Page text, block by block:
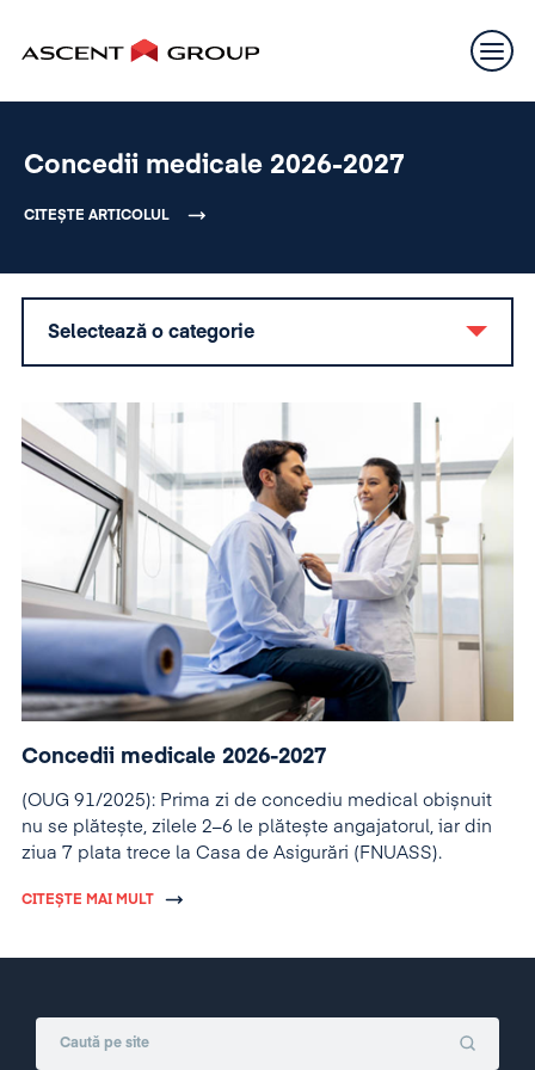
Concedii medicale 2026-2027
CITEȘTE ARTICOLUL
Selectează o categorie
Concedii medicale 2026-2027
(OUG 91/2025): Prima zi de concediu medical obișnuit
nu se plătește, zilele 2–6 le plătește angajatorul, iar din
ziua 7 plata trece la Casa de Asigurări (FNUASS).
CITEȘTE MAI MULT